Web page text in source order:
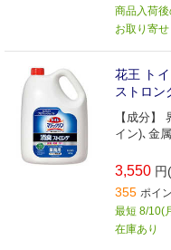
商品入荷
お取り寄せ
花王 ト
ストロン
【成分】
イン)､金
3,550 円
355 ポイ
最短 8/10(
在庫あり